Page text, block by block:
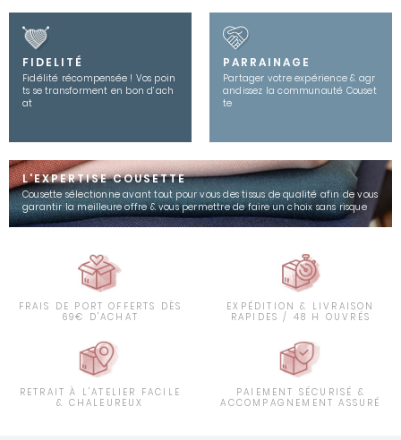
FIDELITÉ
Fidélité récompensée ! Vos poin
ts se transforment en bon d’ach
at
PARRAINAGE
Partager votre expérience & agr
andissez la communauté Couset
te
L'EXPERTISE COUSETTE
Cousette sélectionne avant tout pour vous des tissus de qualité afin de vous
garantir la meilleure offre & vous permettre de faire un choix sans risque
FRAIS DE PORT OFFERTS DÈS
69€ D'ACHAT
EXPÉDITION & LIVRAISON
RAPIDES / 48 H OUVRÉS
RETRAIT À L'ATELIER FACILE
& CHALEUREUX
PAIEMENT SÉCURISÉ &
ACCOMPAGNEMENT ASSURÉ